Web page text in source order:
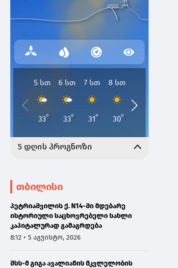
თბილისი
პეტრიაშვილის ქ. N14-ში მდებარე
ისტორიული საცხოვრებელი სახლი
კაპიტალურად გამაგრდება
8:12 • 5 აგვისტო, 2026
შსს-მ გიგა ავალიანის მკვლელობის